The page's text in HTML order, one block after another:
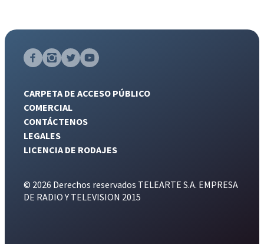
CARPETA DE ACCESO PÚBLICO
COMERCIAL
CONTÁCTENOS
LEGALES
LICENCIA DE RODAJES
© 2026 Derechos reservados TELEARTE S.A. EMPRESA
DE RADIO Y TELEVISION 2015